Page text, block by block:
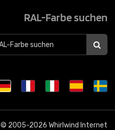
RAL-Farbe suchen
© 2005-2026 Whirlwind Internet